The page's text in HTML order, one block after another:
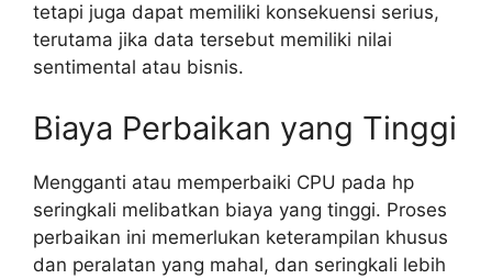
tetapi juga dapat memiliki konsekuensi serius,
terutama jika data tersebut memiliki nilai
sentimental atau bisnis.
Biaya Perbaikan yang Tinggi
Mengganti atau memperbaiki CPU pada hp
seringkali melibatkan biaya yang tinggi. Proses
perbaikan ini memerlukan keterampilan khusus
dan peralatan yang mahal, dan seringkali lebih